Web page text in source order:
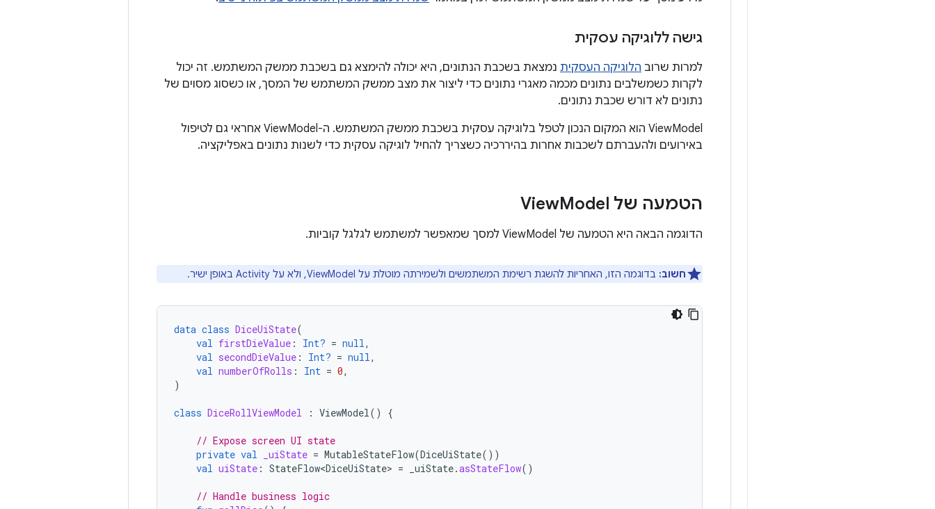
גישה ללוגיקה עסקית
למרות שרוב הלוגיקה העסקית נמצאת בשכבת הנתונים, היא יכולה להימצא גם בשכבת ממשק המשתמש. זה יכול
לקרות כשמשלבים נתונים מכמה מאגרי נתונים כדי ליצור את מצב ממשק המשתמש של המסך, או כשסוג מסוים של
נתונים לא דורש שכבת נתונים.
‫ViewModel הוא המקום הנכון לטפל בלוגיקה עסקית בשכבת ממשק המשתמש. ה-ViewModel אחראי גם לטיפול
באירועים ולהעברתם לשכבות אחרות בהיררכיה כשצריך להחיל לוגיקה עסקית כדי לשנות נתונים באפליקציה.
הטמעה של View Model
הדוגמה הבאה היא הטמעה של ViewModel למסך שמאפשר למשתמש לגלגל קוביות.
חשוב: בדוגמה הזו, האחריות להשגת רשימת המשתמשים ולשמירתה מוטלת על ViewModel, ולא על Activity באופן ישיר.
data class DiceUiState(
val firstDieValue : Int? = null,
val secondDieValue : Int? = null,
val numberOfRolls : Int = 0,
)
class DiceRollViewModel : ViewModel() {
// Expose screen UI state
private val _uiState = MutableStateFlow(DiceUiState())
val uiState : StateFlow<DiceUiState> = _uiState.asStateFlow()
// Handle business logic